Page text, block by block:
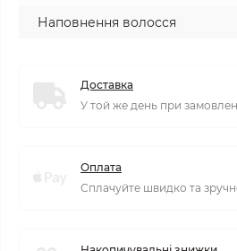
Наповнення волосся
Доставка
У той же день при
Оплата
Сплачуйте швидко та